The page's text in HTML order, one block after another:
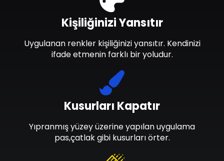
Kusurları Kapatır
Yıpranmış yüzey üzerine yapılan uygulama
pas,çatlak gibi kusurları örter.
Kişiliğinizi Yansıtır
Uygulanan renkler kişiliğinizi yansıtır. Kendinizi
ifade etmenin farklı bir yoludur.